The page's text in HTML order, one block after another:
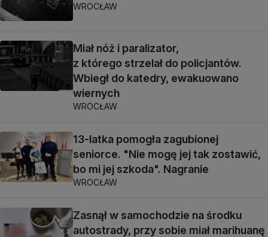
WROCŁAW
Miał nóż i paralizator,
z którego strzelał do policjantów.
Wbiegł do katedry, ewakuowano
wiernych
WROCŁAW
13-latka pomogła zagubionej
seniorce. "Nie mogę jej tak zostawić,
bo mi jej szkoda". Nagranie
WROCŁAW
Zasnął w samochodzie na środku
autostrady, przy sobie miał marihuanę